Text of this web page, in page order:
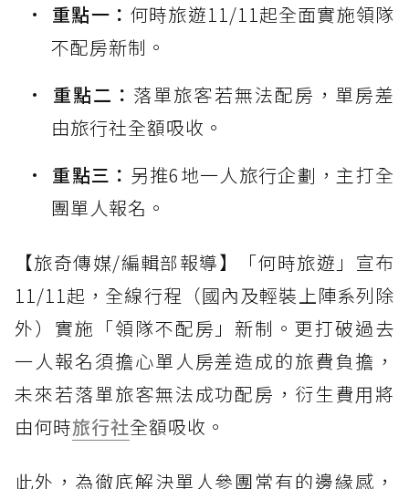
重點一： 何時旅遊11/11起全面實施領隊
不配房新制。
重點二： 落單旅客若無法配房，單房差
由旅行社全額吸收。
重點三： 另推6地一人旅行企劃，主打全
團單人報名。
【旅奇傳媒/編輯部報導】「何時旅遊」宣布
11/11起，全線行程（國內及輕裝上陣系列除
外）實施「領隊不配房」新制。更打破過去
一人報名須擔心單人房差造成的旅費負擔，
未來若落單旅客無法成功配房，衍生費用將
由何時旅行社全額吸收。
此外，為徹底解決單人參團常有的邊緣感，